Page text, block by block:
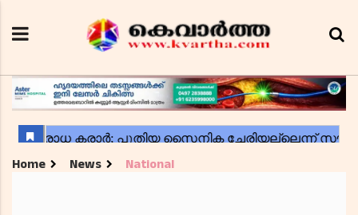
Home News National